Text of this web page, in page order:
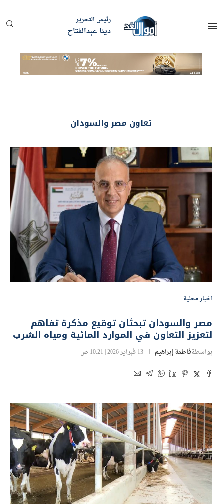
رئيس التحرير
دينا عبدالفتاح
تعاون مصر والسودان
اخبار محلية
مصر والسودان تبحثان توقيع مذكرة تفاهم
لتعزيز التعاون في الموارد المائية ومياه الشرب
بواسطةفاطمة إبراهيم 13 فبراير 2026 | 10:21 ص